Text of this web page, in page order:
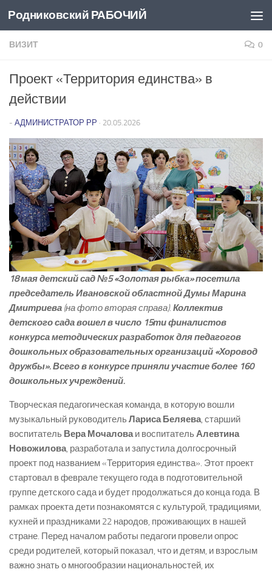
Перейти к содержимому
Родниковский РАБОЧИЙ
ВИЗИТ 0
Проект «Территория единства» в
действии
- АДМИНИСТРАТОР РР · 20.05.2026
18 мая детский сад №5 «Золотая рыбка» посетила
председатель Ивановской областной Думы Марина
Дмитриева (на фото вторая справа). Коллектив
детского сада вошел в число 15­ти финалистов
конкурса методических разработок для педагогов
дошкольных образовательных организаций «Хоровод
дружбы». Всего в конкурсе приняли участие более 160
дошкольных учреждений.
Творческая педагогическая команда, в которую вошли
музыкальный руководительЛариса Беляева, старший
воспитатель Вера Мочаловаи воспитательАлевтина
Новожилова, разработала и запустила долгосрочный
проект под названием «Территория единства». Этот проект
стартовал в феврале текущего года в подготовительной
группе детского сада и будет продолжаться до конца года. В
рамках проекта дети познакомятся с культурой, традициями,
кухней и праздниками 22 народов, проживающих в нашей
стране. Перед началом работы педагоги провели опрос
среди родителей, который показал, что и детям, и взрослым
важно знать о многообразии национальностей, их